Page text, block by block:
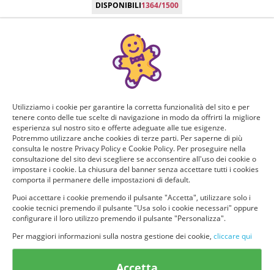
DISPONIBILI1364/1500
Manca poco!
Puoi ricevere GRATIS questo nuovo prodotto, provarlo e
consigliarlo ad altri utenti. Per determinare se hai tutti i
requisiti per poter ricevere il prodotto da te selezionato e
testarlo, rispondi a questo breve questionario.
Domanda 1 di 8:
Cosa valuti di più di un profumo?
La durata Il prezzo
La marca La dimensione
Utilizziamo i cookie per garantire la corretta funzionalità del sito e per
tenere conto delle tue scelte di navigazione in modo da offrirti la migliore
esperienza sul nostro sito e offerte adeguate alle tue esigenze.
Potremmo utilizzare anche cookies di terze parti. Per saperne di più
consulta le nostre Privacy Policy e Cookie Policy. Per proseguire nella
consultazione del sito devi scegliere se acconsentire all'uso dei cookie o
impostare i cookie. La chiusura del banner senza accettare tutti i cookies
comporta il permanere delle impostazioni di default.
Puoi accettare i cookie premendo il pulsante "Accetta", utilizzare solo i
cookie tecnici premendo il pulsante "Usa solo i cookie necessari" oppure
configurare il loro utilizzo premendo il pulsante "Personalizza".
Per maggiori informazioni sulla nostra gestione dei cookie, cliccare qui